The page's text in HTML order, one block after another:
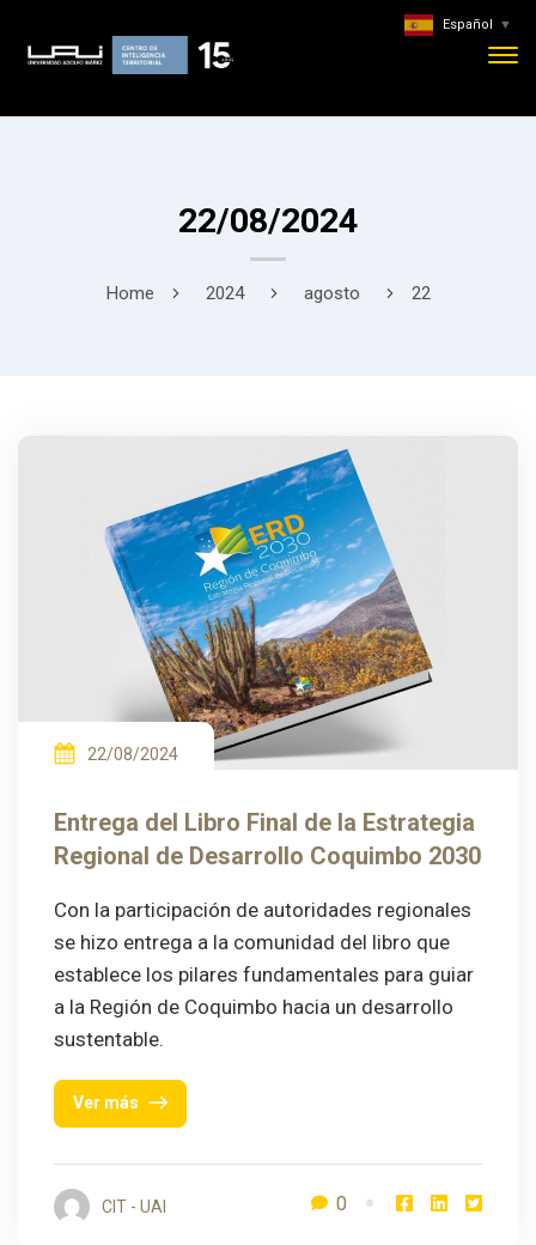
22/08/2024
Home 2024 agosto 22
22/08/2024
Entrega del Libro Final de la Estrategia
Regional de Desarrollo Coquimbo 2030
Con la participación de autoridades regionales
se hizo entrega a la comunidad del libro que
establece los pilares fundamentales para guiar
a la Región de Coquimbo hacia un desarrollo
sustentable.
Ver más
CIT - UAI 0
Español ▼